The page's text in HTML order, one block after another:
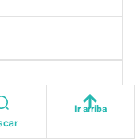
Ir arriba